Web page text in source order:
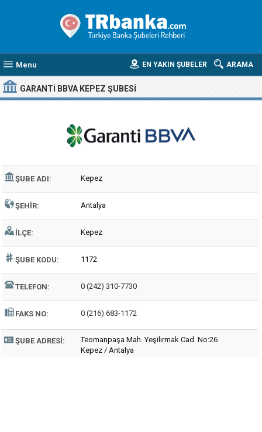
Menu ARAMA
EN YAKIN ŞUBELER
GARANTI BBVA KEPEZ ŞUBESI
ŞUBE ADI: Kepez
ŞEHIR: Antalya
İLÇE: Kepez
ŞUBE KODU: 1172
TELEFON: 0 (242) 310-7730
FAKS NO: 0 (216) 683-1172
ŞUBE ADRESI:
Teomanpaşa Mah. Yeşilırmak Cad. No:26
Kepez / Antalya